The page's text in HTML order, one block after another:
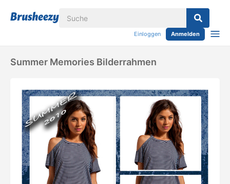
Einloggen Anmelden
Summer Memories Bilderrahmen